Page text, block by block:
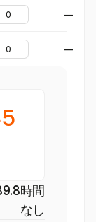
—
—
時間
なし